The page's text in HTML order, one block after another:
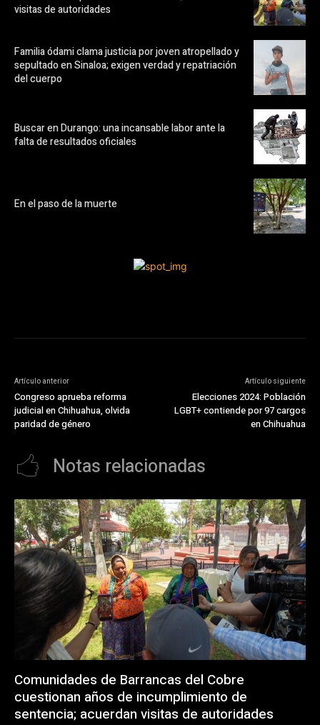
visitas de autoridades
Familia ódami clama justicia por joven atropellado y
sepultado en Sinaloa; exigen verdad y repatriación
del cuerpo
Buscar en Durango: una incansable labor ante la
falta de resultados oficiales
En el paso de la muerte
Artículo anterior
Congreso aprueba reforma
judicial en Chihuahua, olvida
paridad de género
Artículo siguiente
Elecciones 2024: Población
LGBT+ contiende por 97 cargos
en Chihuahua
Notas relacionadas
Comunidades de Barrancas del Cobre
cuestionan años de incumplimiento de
sentencia; acuerdan visitas de autoridades